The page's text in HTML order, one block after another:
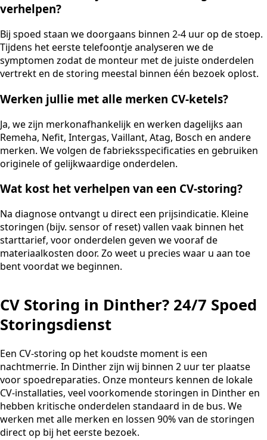
verhelpen?
Bij spoed staan we doorgaans binnen 2-4 uur op de stoep.
Tijdens het eerste telefoontje analyseren we de
symptomen zodat de monteur met de juiste onderdelen
vertrekt en de storing meestal binnen één bezoek oplost.
Werken jullie met alle merken CV-ketels?
Ja, we zijn merkonafhankelijk en werken dagelijks aan
Remeha, Nefit, Intergas, Vaillant, Atag, Bosch en andere
merken. We volgen de fabrieksspecificaties en gebruiken
originele of gelijkwaardige onderdelen.
Wat kost het verhelpen van een CV-storing?
Na diagnose ontvangt u direct een prijsindicatie. Kleine
storingen (bijv. sensor of reset) vallen vaak binnen het
starttarief, voor onderdelen geven we vooraf de
materiaalkosten door. Zo weet u precies waar u aan toe
bent voordat we beginnen.
CV Storing in Dinther? 24/7 Spoed
Storingsdienst
Een CV-storing op het koudste moment is een
nachtmerrie. In Dinther zijn wij binnen 2 uur ter plaatse
voor spoedreparaties. Onze monteurs kennen de lokale
CV-installaties, veel voorkomende storingen in Dinther en
hebben kritische onderdelen standaard in de bus. We
werken met alle merken en lossen 90% van de storingen
direct op bij het eerste bezoek.